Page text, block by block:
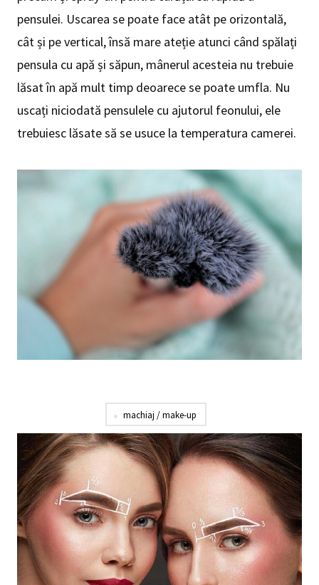
pensulei. Uscarea se poate face atât pe orizontală,
cât și pe vertical, însă mare ateție atunci când spălați
pensula cu apă și săpun, mânerul acesteia nu trebuie
lăsat în apă mult timp deoarece se poate umfla. Nu
uscați niciodată pensulele cu ajutorul feonului, ele
trebuiesc lăsate să se usuce la temperatura camerei.
machiaj / make-up